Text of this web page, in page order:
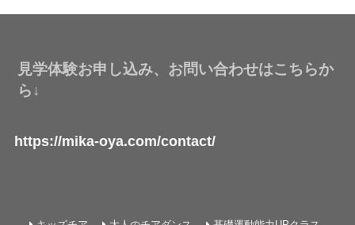
見学体験お申し込み、お問い合わせはこちらか
ら↓
https://mika-oya.com/contact/